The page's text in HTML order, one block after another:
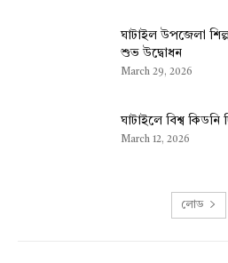
ঘাটাইল উপজেলা
শুভ উদ্বোধন
March 29, 2026
ঘাটাইলে বিশ্ব কিডনি
March 12, 2026
লোড